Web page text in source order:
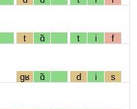
t ɑ̃ t i f
gʁ ɑ̃ d i s